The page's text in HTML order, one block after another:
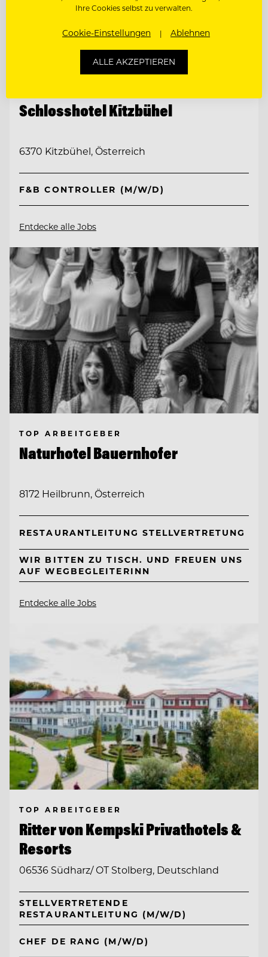
Schlosshotel Kitzbühel
6370 Kitzbühel, Österreich
F&B CONTROLLER (M/W/D)
Entdecke alle Jobs
TOP ARBEITGEBER
Naturhotel Bauernhofer
8172 Heilbrunn, Österreich
RESTAURANTLEITUNG STELLVERTRETUNG
WIR BITTEN ZU TISCH. UND FREUEN UNS
AUF WEGBEGLEITERINN
Entdecke alle Jobs
TOP ARBEITGEBER
Ritter von Kempski Privathotels &
Resorts
06536 Südharz/ OT Stolberg, Deutschland
STELLVERTRETENDE
RESTAURANTLEITUNG (M/W/D)
CHEF DE RANG (M/W/D)
Ihre Cookies selbst zu verwalten.
Cookie-Einstellungen Ablehnen
ALLE AKZEPTIEREN